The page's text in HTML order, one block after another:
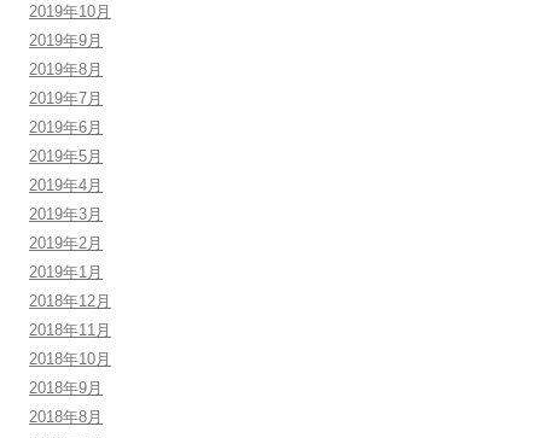
2019年10月
2019年9月
2019年8月
2019年7月
2019年6月
2019年5月
2019年4月
2019年3月
2019年2月
2019年1月
2018年12月
2018年11月
2018年10月
2018年9月
2018年8月